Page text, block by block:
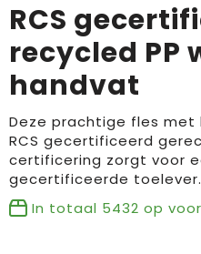
Wellness & verzorging
Tassen & reizen
Huis, tuin & keuken
Elektronica &
Kleding & accessoires
Prijs & impact
Brandflavours
Camelbak
Janzen
JBL
RCS
recycled PP
handvat
Deze prachtige fles
RCS gecertificeerd
certificering zorgt voor
gecertificeerde toelever
In totaal 5432 op